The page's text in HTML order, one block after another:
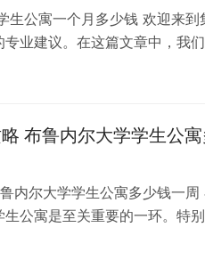
生公寓一个月多少钱 欢迎来到
业建议。在这篇文章中，我们
…
布鲁内尔大学学生公寓
内尔大学学生公寓多少钱一周
公寓是至关重要的一环。特别